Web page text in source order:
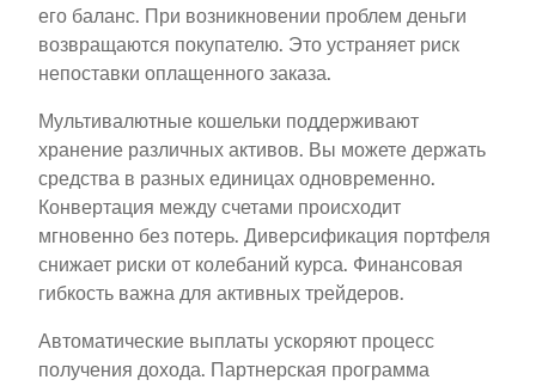
его баланс. При возникновении проблем деньги
возвращаются покупателю. Это устраняет риск
непоставки оплащенного заказа.
Мультивалютные кошельки поддерживают
хранение различных активов. Вы можете держать
средства в разных единицах одновременно.
Конвертация между счетами происходит
мгновенно без потерь. Диверсификация портфеля
снижает риски от колебаний курса. Финансовая
гибкость важна для активных трейдеров.
Автоматические выплаты ускоряют процесс
получения дохода. Партнерская программа